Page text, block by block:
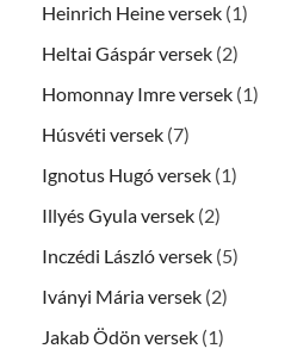
Heinrich Heine versek (1)
Heltai Gáspár versek (2)
Homonnay Imre versek (1)
Húsvéti versek (7)
Ignotus Hugó versek (1)
Illyés Gyula versek (2)
Inczédi László versek (5)
Iványi Mária versek (2)
Jakab Ödön versek (1)